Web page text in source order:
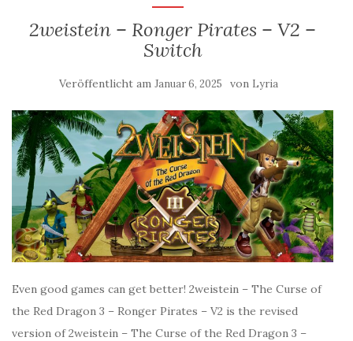
2weistein – Ronger Pirates – V2 –
Switch
Veröffentlicht am Januar 6, 2025 von Lyria
Even good games can get better! 2weistein – The Curse of
the Red Dragon 3 – Ronger Pirates – V2 is the revised
version of 2weistein – The Curse of the Red Dragon 3 –